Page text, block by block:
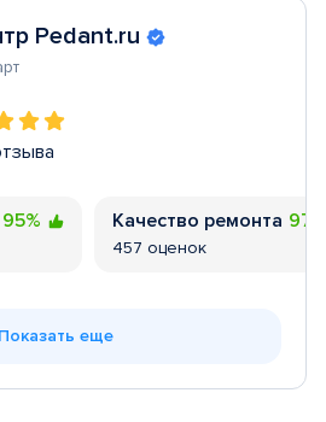
Pedant.ru
95% Качество ремонта
457 оценок
Показать еще